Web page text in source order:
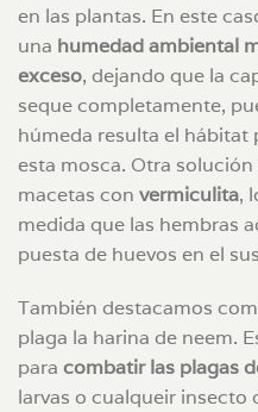
en las plantas. En este
una humedad ambiental
exceso, dejando que la
seque completamente,
húmeda resulta el hábitat
esta mosca. Otra
macetas con vermiculita,
medida que las hembras
puesta de huevos en el
También destacamos
plaga la harina de neem.
para combatir las plagas
larvas o cualqueir insecto